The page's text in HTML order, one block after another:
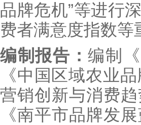
品牌危机”等进行
费者满意度指数等
编制报告：编制
《中国区域农业
营销创新与消费
《南平市品牌发